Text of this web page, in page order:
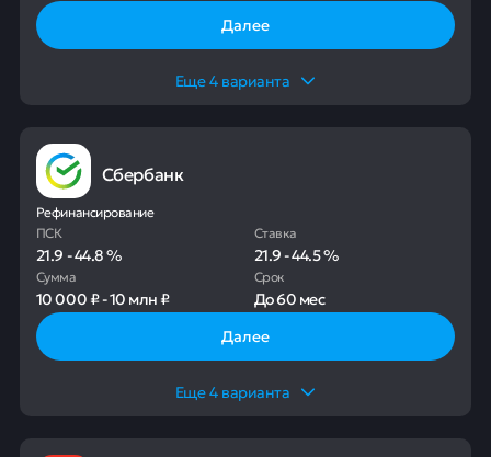
Далее
Еще4 варианта
Сбербанк
Рефинансирование
ПСК
21.9-44.8%
Ставка
21.9-44.5%
Сумма
10 000 ₽-10 млн ₽
Срок
До60 мес
Далее
Еще4 варианта